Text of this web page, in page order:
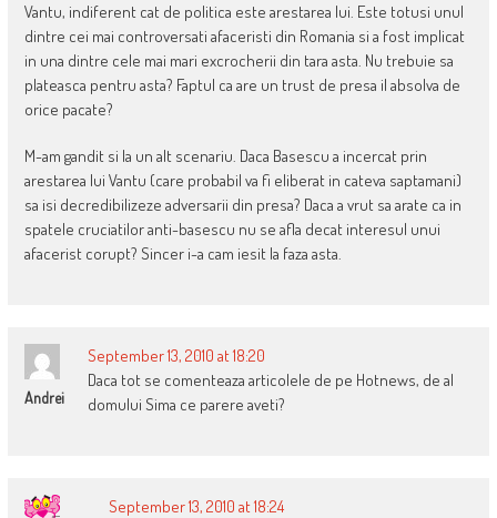
Vantu, indiferent cat de politica este arestarea lui. Este totusi unul
dintre cei mai controversati afaceristi din Romania si a fost implicat
in una dintre cele mai mari excrocherii din tara asta. Nu trebuie sa
plateasca pentru asta? Faptul ca are un trust de presa il absolva de
orice pacate?
M-am gandit si la un alt scenariu. Daca Basescu a incercat prin
arestarea lui Vantu (care probabil va fi eliberat in cateva saptamani)
sa isi decredibilizeze adversarii din presa? Daca a vrut sa arate ca in
spatele cruciatilor anti-basescu nu se afla decat interesul unui
afacerist corupt? Sincer i-a cam iesit la faza asta.
Andrei
September 13, 2010 at 18:20
Daca tot se comenteaza articolele de pe Hotnews, de al
domului Sima ce parere aveti?
September 13, 2010 at 18:24